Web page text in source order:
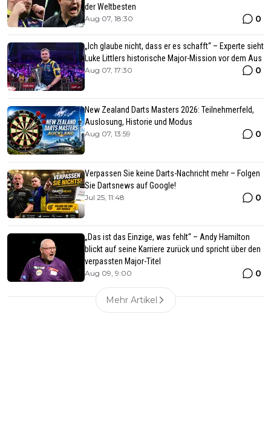
der Weltbesten
Aug 07, 18:30 0
„Ich glaube nicht, dass er es schafft“ – Experte sieht
Luke Littlers historische Major-Mission vor dem Aus
Aug 07, 17:30 0
New Zealand Darts Masters 2026: Teilnehmerfeld,
Auslosung, Historie und Modus
Aug 07, 13:59 0
Verpassen Sie keine Darts-Nachricht mehr – Folgen
Sie Dartsnews auf Google!
Jul 25, 11:48 0
„Das ist das Einzige, was fehlt“ – Andy Hamilton
blickt auf seine Karriere zurück und spricht über den
verpassten Major-Titel
Aug 09, 9:00 0
Mehr Artikel